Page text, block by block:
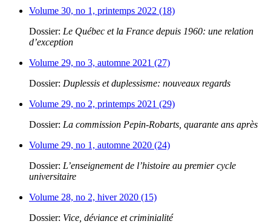
Volume 30, no 1, printemps 2022 (18)
Dossier: Le Québec et la France depuis 1960: une relation
d’exception
Volume 29, no 3, automne 2021 (27)
Dossier: Duplessis et duplessisme: nouveaux regards
Volume 29, no 2, printemps 2021 (29)
Dossier: La commission Pepin-Robarts, quarante ans après
Volume 29, no 1, automne 2020 (24)
Dossier: L’enseignement de l’histoire au premier cycle
universitaire
Volume 28, no 2, hiver 2020 (15)
Dossier: Vice, déviance et criminialité